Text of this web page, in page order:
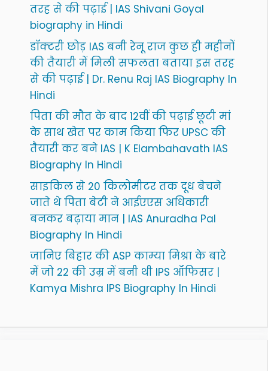
तरह से की पढ़ाई | IAS Shivani Goyal
biography in Hindi
डॉक्टरी छोड़ IAS बनी रेनू राज कुछ ही महीनों
की तैयारी में मिली सफलता बताया इस तरह
से की पढ़ाई | Dr. Renu Raj IAS Biography In
Hindi
पिता की मौत के बाद 12वीं की पढ़ाई छूटी मां
के साथ खेत पर काम किया फिर UPSC की
तैयारी कर बने IAS | K Elambahavath IAS
Biography In Hindi
साइकिल से 20 किलोमीटर तक दूध बेचने
जाते थे पिता बेटी ने आईएएस अधिकारी
बनकर बढ़ाया मान | IAS Anuradha Pal
Biography In Hindi
जानिए बिहार की ASP काम्या मिश्रा के बारे
में जो 22 की उम्र में बनी थी IPS ऑफिसर |
Kamya Mishra IPS Biography In Hindi